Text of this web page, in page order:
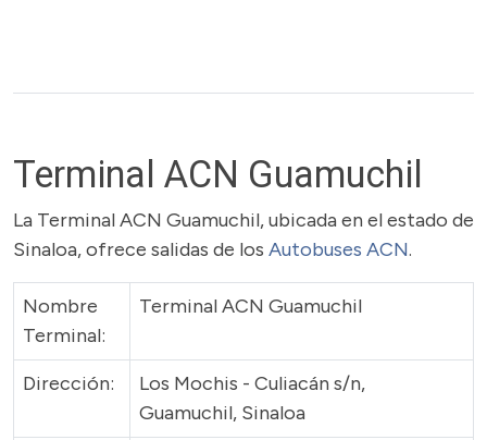
Terminal ACN Guamuchil
La Terminal ACN Guamuchil, ubicada en el estado de
Sinaloa, ofrece salidas de los Autobuses ACN.
Nombre
Terminal:
Terminal ACN Guamuchil
Dirección:
Los Mochis - Culiacán s/n,
Guamuchil, Sinaloa